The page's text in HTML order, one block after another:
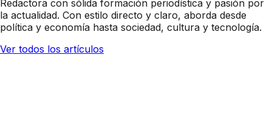
Redactora con sólida formación periodística y pasión por
la actualidad. Con estilo directo y claro, aborda desde
política y economía hasta sociedad, cultura y tecnología.
Ver todos los artículos